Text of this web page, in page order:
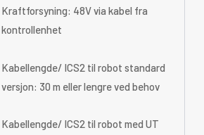
Kraftforsyning: 48V via kabel fra
kontrollenhet
Kabellengde/ ICS2 til robot standard
versjon: 30 m eller lengre ved behov
Kabellengde/ ICS2 til robot med UT